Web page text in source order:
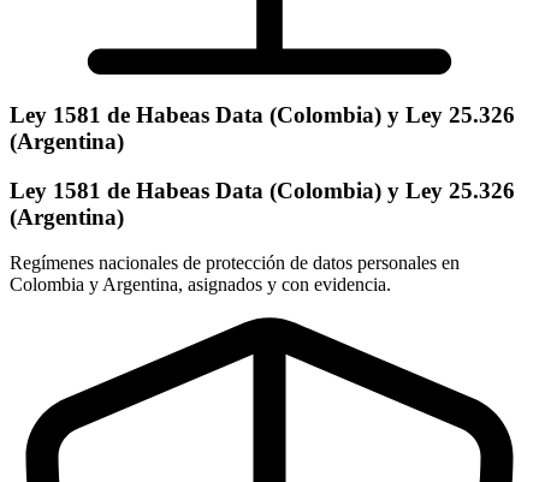
Ley 1581 de Habeas Data (Colombia) y Ley 25.326
(Argentina)
Ley 1581 de Habeas Data (Colombia) y Ley 25.326
(Argentina)
Regímenes nacionales de protección de datos personales en
Colombia y Argentina, asignados y con evidencia.